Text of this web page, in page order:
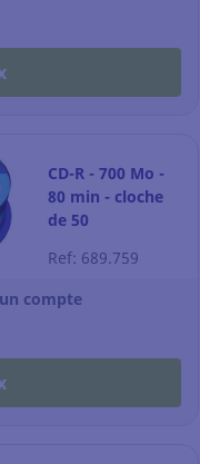
CD-R - 700 Mo -
80 min - cloche
de 50
Ref: 689.759
compte